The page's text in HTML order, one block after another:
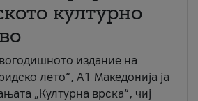
културно
издание на
лето“, А1 Македонија ја
„Културна врска“, чиј